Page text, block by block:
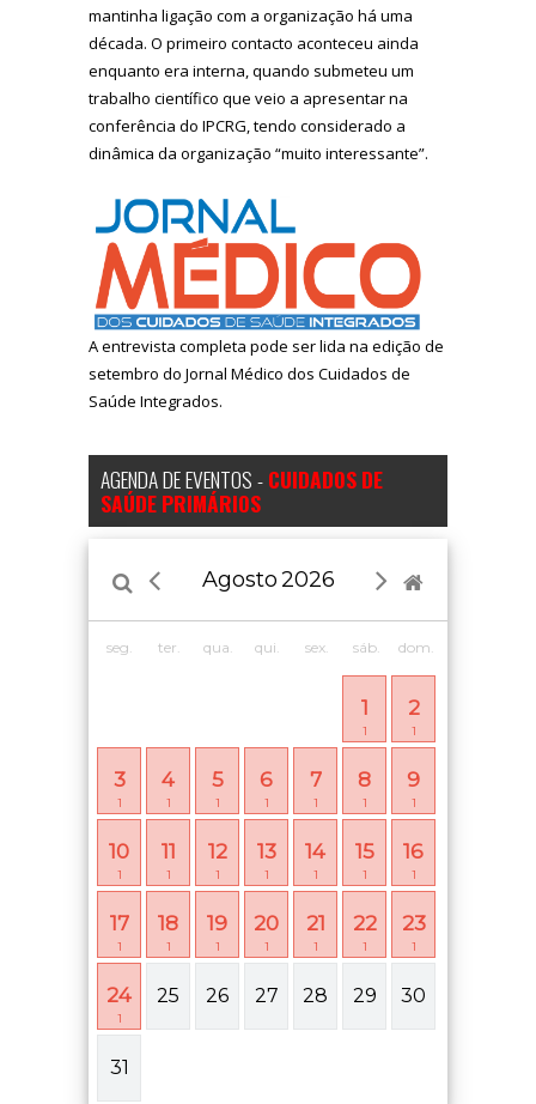
mantinha ligação com a organização há uma
década. O primeiro contacto aconteceu ainda
enquanto era interna, quando submeteu um
trabalho científico que veio a apresentar na
conferência do IPCRG, tendo considerado a
dinâmica da organização “muito interessante”.
A entrevista completa pode ser lida na edição de
setembro do Jornal Médico dos Cuidados de
Saúde Integrados.
AGENDA DE EVENTOS -CUIDADOS DE
SAÚDE PRIMÁRIOS
Agosto2026
seg. ter. qua. qui. sex. sáb. dom.
1
1
2
1
3
1
4
1
5
1
6
1
7
1
8
1
9
1
10
1
11
1
12
1
13
1
14
1
15
1
16
1
17
1
18
1
19
1
20
1
21
1
22
1
23
1
24
1
25 26 27 28 29 30
31